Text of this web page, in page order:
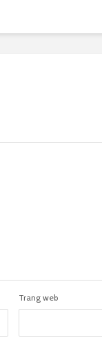
Trang web